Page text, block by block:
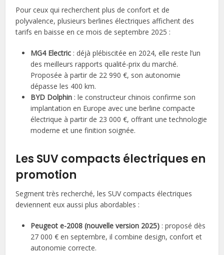
Pour ceux qui recherchent plus de confort et de
polyvalence, plusieurs berlines électriques affichent des
tarifs en baisse en ce mois de septembre 2025 :
MG4 Electric : déjà plébiscitée en 2024, elle reste l’un
des meilleurs rapports qualité-prix du marché.
Proposée à partir de 22 990 €, son autonomie
dépasse les 400 km.
BYD Dolphin : le constructeur chinois confirme son
implantation en Europe avec une berline compacte
électrique à partir de 23 000 €, offrant une technologie
moderne et une finition soignée.
Les SUV compacts électriques en
promotion
Segment très recherché, les SUV compacts électriques
deviennent eux aussi plus abordables :
Peugeot e-2008 (nouvelle version 2025) : proposé dès
27 000 € en septembre, il combine design, confort et
autonomie correcte.